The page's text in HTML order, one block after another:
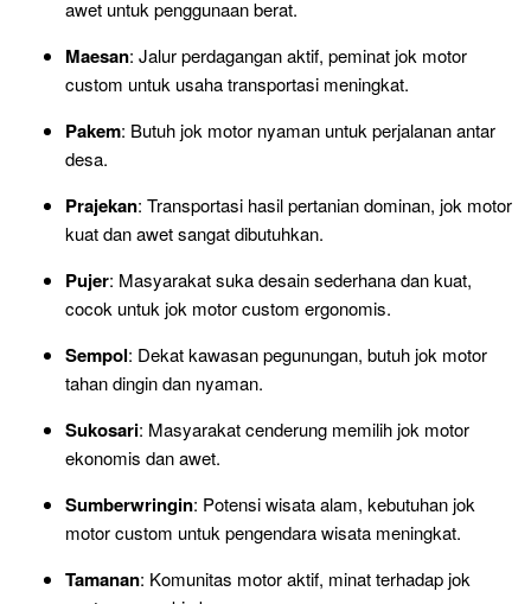
awet untuk penggunaan berat.
Maesan: Jalur perdagangan aktif, peminat jok motor
custom untuk usaha transportasi meningkat.
Pakem: Butuh jok motor nyaman untuk perjalanan antar
desa.
Prajekan: Transportasi hasil pertanian dominan, jok motor
kuat dan awet sangat dibutuhkan.
Pujer: Masyarakat suka desain sederhana dan kuat,
cocok untuk jok motor custom ergonomis.
Sempol: Dekat kawasan pegunungan, butuh jok motor
tahan dingin dan nyaman.
Sukosari: Masyarakat cenderung memilih jok motor
ekonomis dan awet.
Sumberwringin: Potensi wisata alam, kebutuhan jok
motor custom untuk pengendara wisata meningkat.
Tamanan: Komunitas motor aktif, minat terhadap jok